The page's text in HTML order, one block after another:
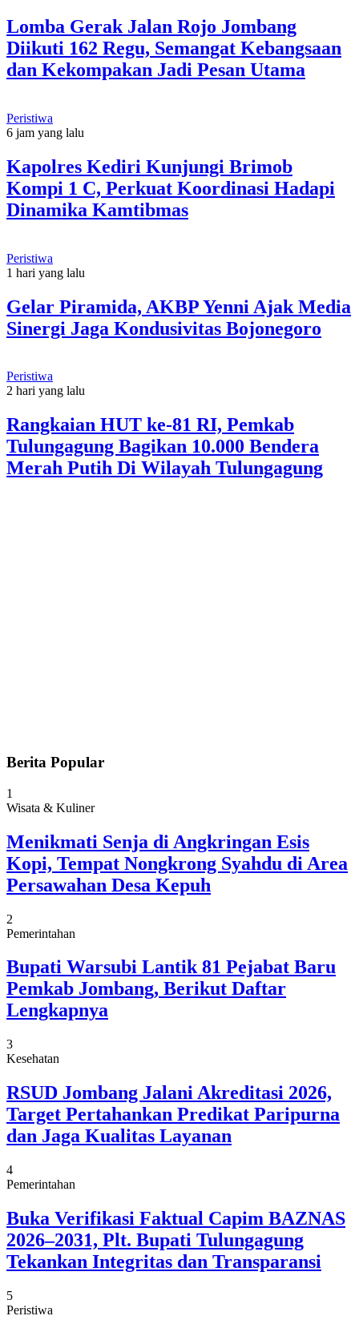
Lomba Gerak Jalan Rojo Jombang
Diikuti 162 Regu, Semangat Kebangsaan
dan Kekompakan Jadi Pesan Utama
Peristiwa
6 jam yang lalu
Kapolres Kediri Kunjungi Brimob
Kompi 1 C, Perkuat Koordinasi Hadapi
Dinamika Kamtibmas
Peristiwa
1 hari yang lalu
Gelar Piramida, AKBP Yenni Ajak Media
Sinergi Jaga Kondusivitas Bojonegoro
Peristiwa
2 hari yang lalu
Rangkaian HUT ke-81 RI, Pemkab
Tulungagung Bagikan 10.000 Bendera
Merah Putih Di Wilayah Tulungagung
Berita Popular
1
Wisata & Kuliner
Menikmati Senja di Angkringan Esis
Kopi, Tempat Nongkrong Syahdu di Area
Persawahan Desa Kepuh
2
Pemerintahan
Bupati Warsubi Lantik 81 Pejabat Baru
Pemkab Jombang, Berikut Daftar
Lengkapnya
3
Kesehatan
RSUD Jombang Jalani Akreditasi 2026,
Target Pertahankan Predikat Paripurna
dan Jaga Kualitas Layanan
4
Pemerintahan
Buka Verifikasi Faktual Capim BAZNAS
2026–2031, Plt. Bupati Tulungagung
Tekankan Integritas dan Transparansi
5
Peristiwa